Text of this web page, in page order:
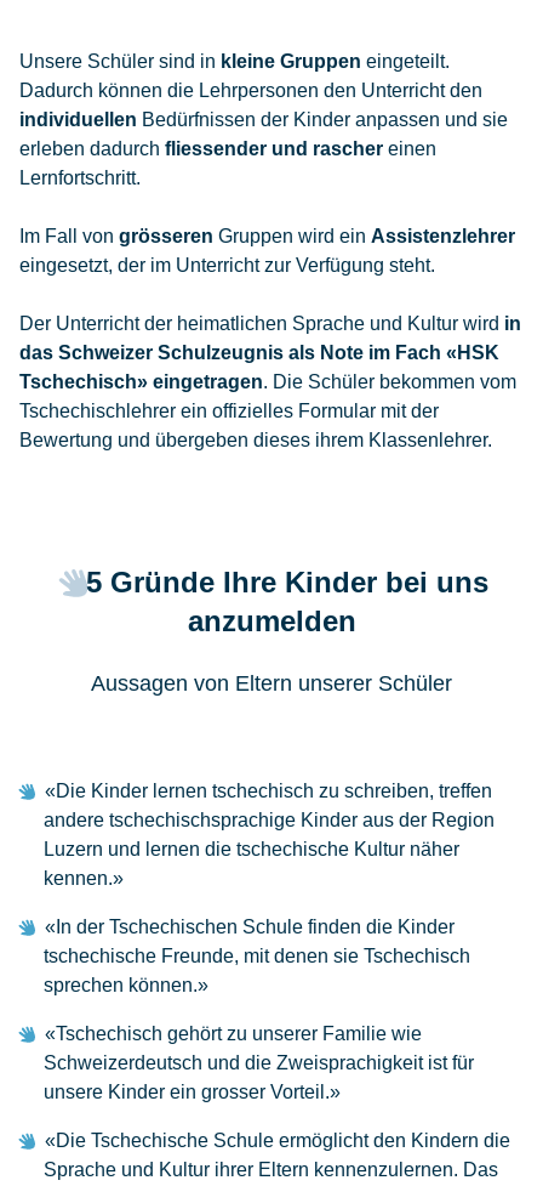
Unsere Schüler sind in kleine Gruppen eingeteilt.
Dadurch können die Lehrpersonen den Unterricht den
individuellen Bedürfnissen der Kinder anpassen und sie
erleben dadurch fliessender und rascher einen
Lernfortschritt.
Im Fall von grösseren Gruppen wird ein Assistenzlehrer
eingesetzt, der im Unterricht zur Verfügung steht.
Der Unterricht der heimatlichen Sprache und Kultur wird in
das Schweizer Schulzeugnis als Note im Fach «HSK
Tschechisch» eingetragen. Die Schüler bekommen vom
Tschechischlehrer ein offizielles Formular mit der
Bewertung und übergeben dieses ihrem Klassenlehrer.
5 Gründe Ihre Kinder bei uns
anzumelden
Aussagen von Eltern unserer Schüler
«Die Kinder lernen tschechisch zu schreiben, treffen
andere tschechischsprachige Kinder aus der Region
Luzern und lernen die tschechische Kultur näher
kennen.»
«In der Tschechischen Schule finden die Kinder
tschechische Freunde, mit denen sie Tschechisch
sprechen können.»
«Tschechisch gehört zu unserer Familie wie
Schweizerdeutsch und die Zweisprachigkeit ist für
unsere Kinder ein grosser Vorteil.»
«Die Tschechische Schule ermöglicht den Kindern die
Sprache und Kultur ihrer Eltern kennenzulernen. Das